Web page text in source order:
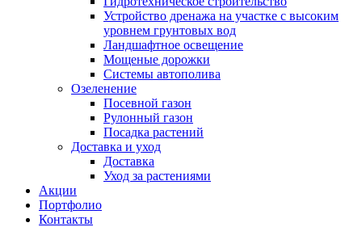
Устройство дренажа на участке с высоким
уровнем грунтовых вод
Ландшафтное освещение
Мощеные дорожки
Системы автополива
Озеленение
Посевной газон
Рулонный газон
Посадка растений
Доставка и уход
Доставка
Уход за растениями
Акции
Портфолио
Контакты